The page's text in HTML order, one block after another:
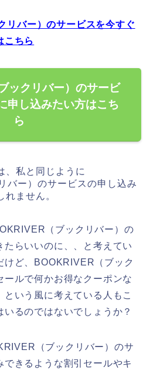
リバー）のサービスを今すぐ
こちら
ックリバー）のサービ
申し込みたい方はこち
ら
、私と同じように
バー）のサービスの申し込み
れません。
（ブックリバー）の
らいいのに、、と考えてい
けど、BOOKRIVER（ブック
ールで何かお得なクーポンな
いう風に考えている人もこ
るのではないでしょうか？
（ブックリバー）のサ
きるような割引セールやキ